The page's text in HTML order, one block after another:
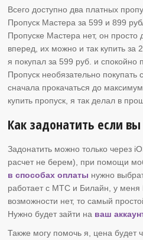
Всего доступно два платных
Пропуск Мастера за 599 и 899
Пропуске Мастера нет, он просто
вперед, их можно и так купить
я покупал за 599 руб. и спокойно
Пропуск необязательно
сначала прокачаться до
купить пропуск, я так делал в
Как задонатить если
Задонатить можно только через
расчет не берем), при помощи
в способах оплаты нужно
работает с МТС и Билайн, у меня
возможности нет, то самый
Нужно будет зайти на ваш
Также могу помочь я, цена будет